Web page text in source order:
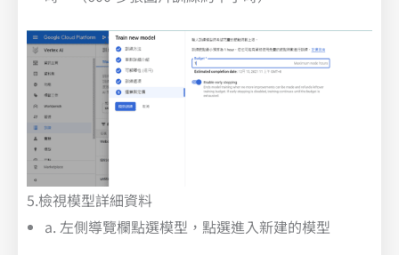
5.檢視模型詳細資料
a. 左側導覽欄點選模型，點選進入新建的模型